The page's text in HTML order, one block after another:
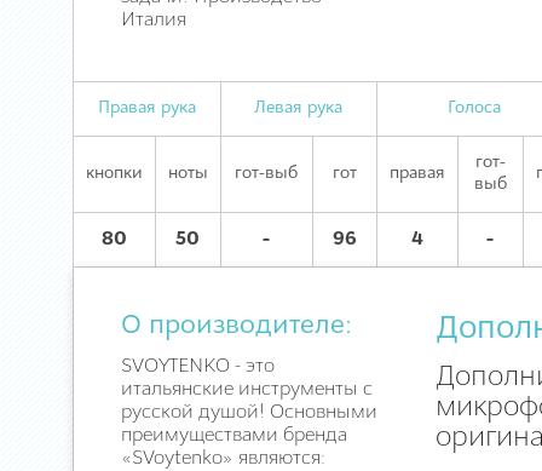
Италия
Правая рука Левая рука Голоса
кнопки ноты гот-выб гот правая
гот-
выб
80 50 - 96 4 -
О производителе:
SVOYTENKO - это
итальянские инструменты с
русской душой! Основными
преимуществами бренда
«SVoytenko» являются: